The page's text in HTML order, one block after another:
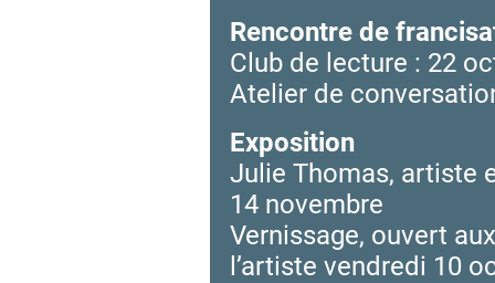
Rencontre de
Club de lecture : 22
Atelier de
Exposition
Julie Thomas, artiste
14 novembre
Vernissage, ouvert
l’artiste vendredi 10